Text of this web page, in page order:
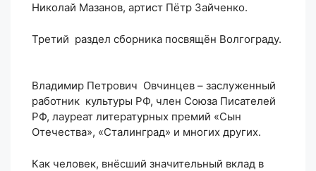
Николай Мазанов, артист Пётр Зайченко.
Третий раздел сборника посвящён Волгограду.
Владимир Петрович Овчинцев – заслуженный
работник культуры РФ, член Союза Писателей
РФ, лауреат литературных премий «Сын
Отечества», «Сталинград» и многих других.
Как человек, внёсший значительный вклад в